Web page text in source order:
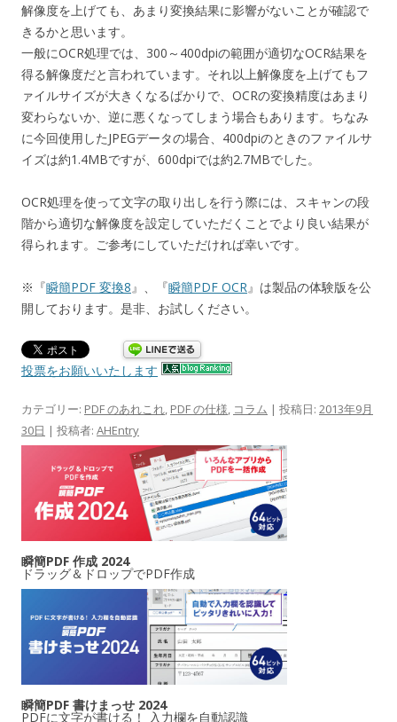
解像度を上げても、あまり変換結果に影響がないことが確認で
きるかと思います。
一般にOCR処理では、300～400dpiの範囲が適切なOCR結果を
得る解像度だと言われています。それ以上解像度を上げてもフ
ァイルサイズが大きくなるばかりで、OCRの変換精度はあまり
変わらないか、逆に悪くなってしまう場合もあります。ちなみ
に今回使用したJPEGデータの場合、400dpiのときのファイルサ
イズは約1.4MBですが、600dpiでは約2.7MBでした。
OCR処理を使って文字の取り出しを行う際には、スキャンの段
階から適切な解像度を設定していただくことでより良い結果が
得られます。ご参考にしていただければ幸いです。
※『瞬簡PDF 変換8 』、『瞬簡PDF OCR 』は製品の体験版を公
開しております。是非、お試しください。
投票をお願いいたします
カテゴリー: PDF のあれこれ, PDF の仕様, コラム | 投稿日: 2013年9月
30日 | 投稿者: AHEntry
瞬簡PDF 作成 2024
ドラッグ＆ドロップでPDF作成
瞬簡PDF 書けまっせ 2024
PDFに文字が書ける！ 入力欄を自動認識